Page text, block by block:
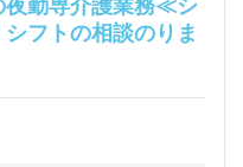
フトの相談のりま